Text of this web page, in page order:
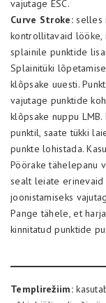
vajutage ESC.
Curve Stroke:selles
kontrollitavaid lööke,
splainile punktide
Splainitüki
klõpsake uuesti.
vajutage punktide
klõpsake nuppu
punktil, saate tükki
punkte lohistada.
Pöörake tähelepanu
sealt leiate erinevaid
joonistamiseks
Pange tähele, et
kinnitatud punktide
Templirežiim: